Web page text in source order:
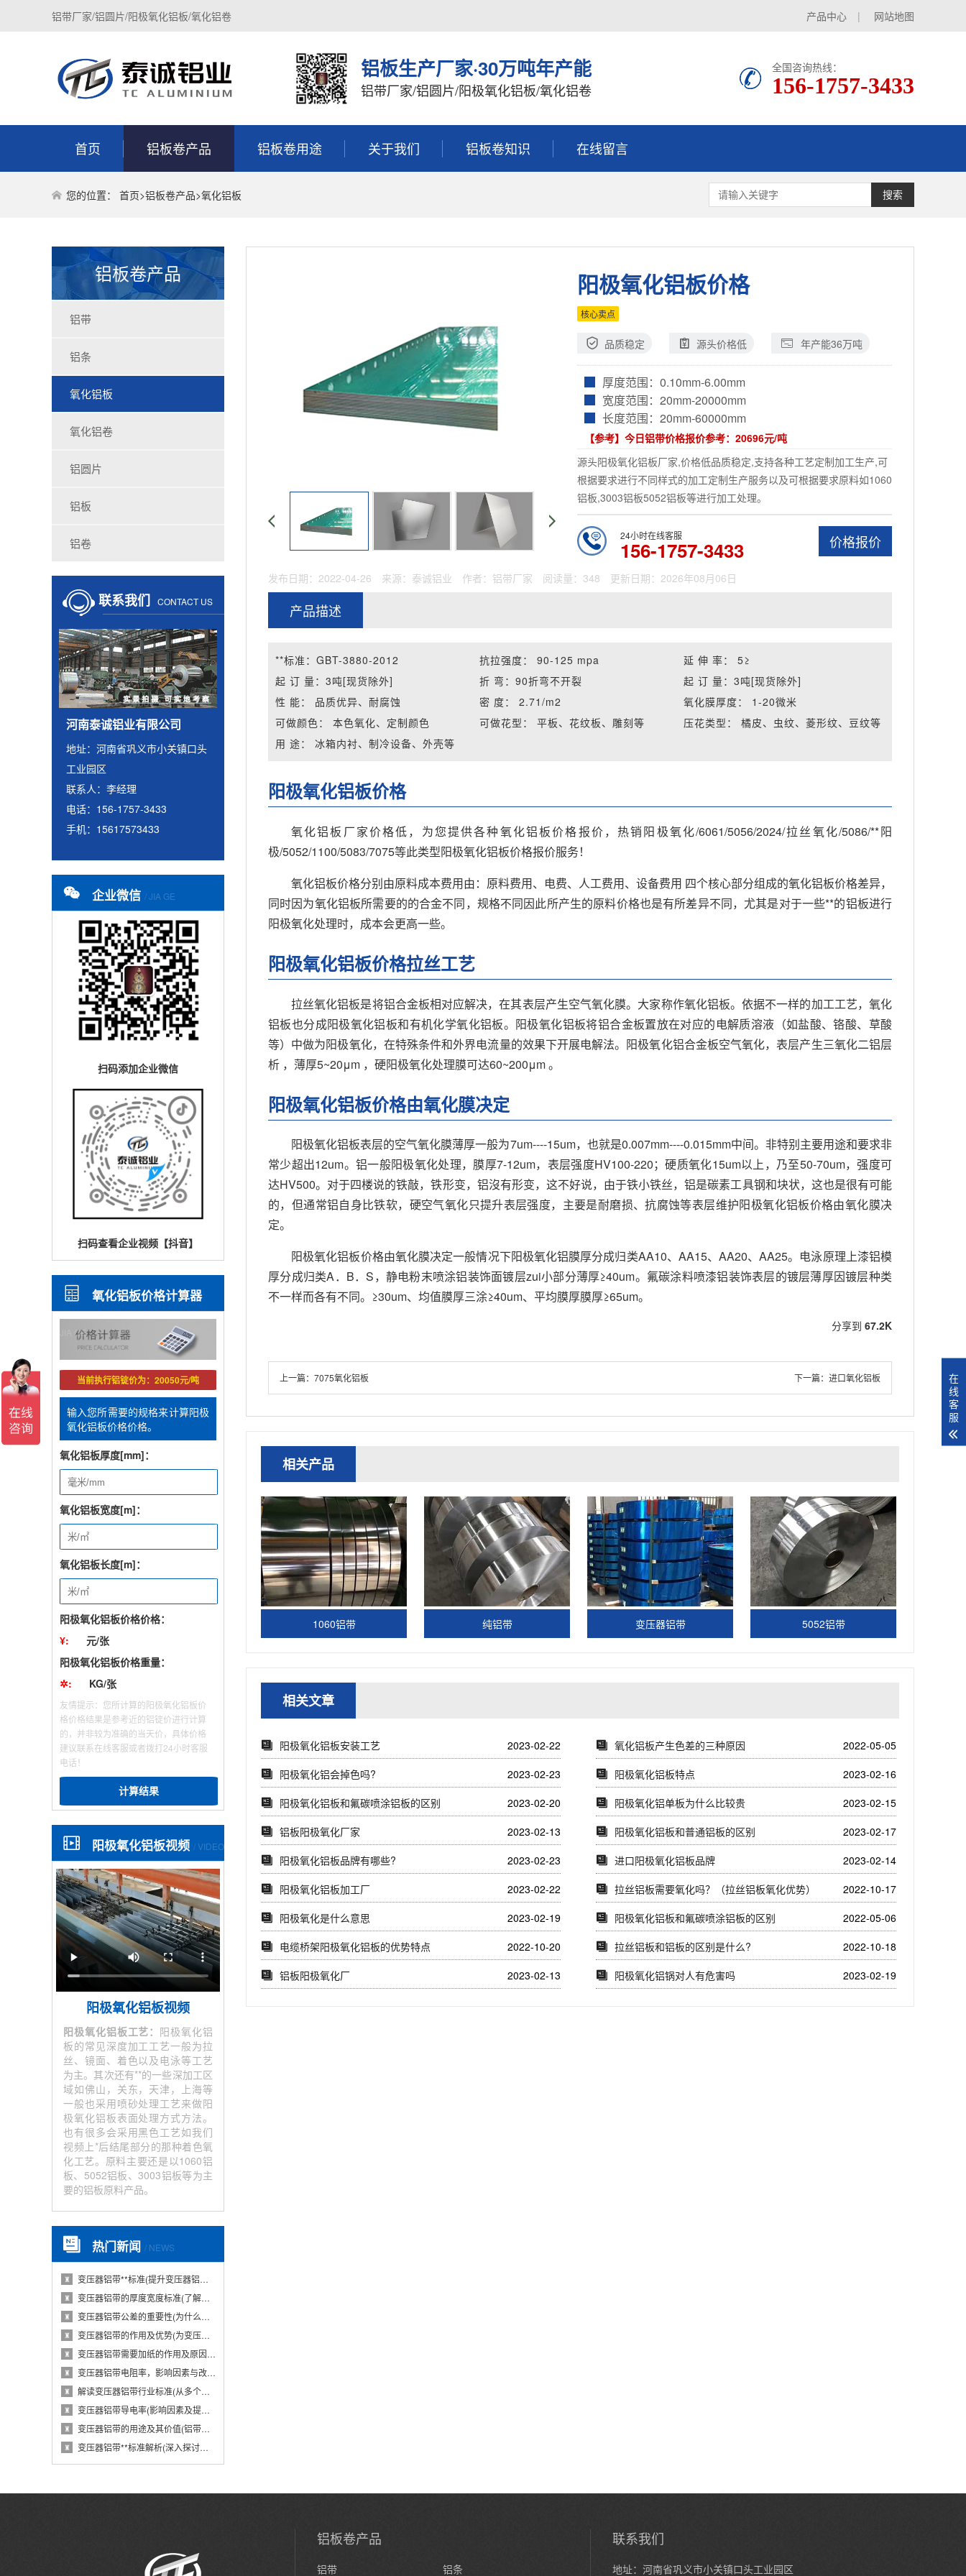
产品中心 | 网站地图
铝带厂家/铝圆片/阳极氧化铝板/氧化铝卷
铝板生产厂家·30万吨年产能
铝带厂家/铝圆片/阳极氧化铝板/氧化铝卷
全国咨询热线：
156-1757-3433
首页 铝板卷产品 铝板卷用途 关于我们 铝板卷知识 在线留言
搜索
您的位置： 首页>铝板卷产品>氧化铝板
铝板卷产品
铝带
铝条
氧化铝板
氧化铝卷
铝圆片
铝板
铝卷
联系我们 CONTACT US
河南泰诚铝业有限公司
地址：河南省巩义市小关镇口头
工业园区
联系人：李经理
电话：156-1757-3433
手机：15617573433
企业微信 / JIA GE
扫码添加企业微信
扫码查看企业视频【抖音】
氧化铝板价格计算器
/ JIA GE
当前执行铝锭价为：20050元/吨
输入您所需要的规格来计算阳极
氧化铝板价格价格。
氧化铝板厚度[mm]：
氧化铝板宽度[m]：
氧化铝板长度[m]：
阳极氧化铝板价格价格：
¥:
元/张
阳极氧化铝板价格重量：
✲:
KG/张
友情提示：您所计算的阳极氧化铝板价
格价格结果是参考近的铝锭价进行计算
的，并非较为准确的当天价，具体价格
建议联系在线客服或者拨打24小时客服
电话！
计算结果
阳极氧化铝板视频 / VIDEO
阳极氧化铝板视频
阳极氧化铝板工艺： 阳极氧化铝
板的常见深度加工工艺一般为拉
丝、镜面、着色以及电泳等工艺
为主。其次还有**的一些深加工区
域如佛山，关东，天津，上海等
一般也采用喷砂处理工艺来做阳
极氧化铝板表面处理方式方法。
也有很多会采用黑色工艺如我们
视频上*后结尾部分的那种着色氧
化工艺。原料主要还是以1060铝
板、5052铝板、3003铝板等为主
要的铝板原料产品。
热门新闻 / NEWS
♜ 变压器铝带**标准(提升变压器铝带质量的国···
♜ 变压器铝带的厚度宽度标准(了解变压器铝带的···
♜ 变压器铝带公差的重要性(为什么变压器铝带公···
♜ 变压器铝带的作用及优势(为变压器提供导电性···
♜ 变压器铝带需要加纸的作用及原因(从电气性能···
♜ 变压器铝带电阻率，影响因素与改进措施(分析···
♜ 解读变压器铝带行业标准(从多个维度探究变压···
♜ 变压器铝带导电率(影响因素及提高方法)
♜ 变压器铝带的用途及其价值(铝带在变压器中的···
♜ 变压器铝带**标准解析(深入探讨变压器铝带···
阳极氧化铝板价格
核心卖点
品质稳定 源头价格低 年产能36万吨
厚度范围： 0.10mm-6.00mm
宽度范围： 20mm-20000mm
长度范围： 20mm-60000mm
【参考】今日铝带价格报价参考： 20696元/吨
源头阳极氧化铝板厂家,价格低品质稳定,支持各种工艺定制加工生产,可
根据要求进行不同样式的加工定制生产服务以及可根据要求原料如1060
铝板,3003铝板5052铝板等进行加工处理。
价格报价
24小时在线客服
156-1757-3433
发布日期：2022-04-26 来源：泰诚铝业 作者：铝带厂家 阅读量：348 更新日期：2026年08月06日
产品描述
**标准： GBT-3880-2012 抗拉强度： 90-125 mpa 延 伸 率：
5≥
起 订 量： 3吨[现货除外] 折 弯：90折弯不开裂 起 订 量：3吨[现货除外]
性 能：
品质优异、耐腐蚀 密 度： 2.71/m2 氧化膜厚度：
1-20微米
可做颜色：
本色氧化、定制颜色 可做花型： 平板、花纹板、雕刻等 压花类型：
橘皮、虫纹、菱形纹、豆纹等
用 途：
冰箱内衬、制冷设备、外壳等
阳极氧化铝板价格
氧化铝板厂家价格低，为您提供各种氧化铝板价格报价，热销阳极氧化/6061/5056/2024/拉丝氧化/5086/**阳
极/5052/1100/5083/7075等此类型阳极氧化铝板价格报价服务！
氧化铝板价格分别由原料成本费用由：原料费用、电费、人工费用、设备费用 四个核心部分组成的氧化铝板价格差异，
同时因为氧化铝板所需要的的合金不同，规格不同因此所产生的原料价格也是有所差异不同，尤其是对于一些**的铝板进行
阳极氧化处理时，成本会更高一些。
阳极氧化铝板价格拉丝工艺
拉丝氧化铝板是将铝合金板相对应解决，在其表层产生空气氧化膜。大家称作氧化铝板。依据不一样的加工工艺，氧化
铝板也分成阳极氧化铝板和有机化学氧化铝板。阳极氧化铝板将铝合金板置放在对应的电解质溶液（如盐酸、铬酸、草酸
等）中做为阳极氧化，在特殊条件和外界电流量的效果下开展电解法。阳极氧化铝合金板空气氧化，表层产生三氧化二铝层
析 ，薄厚5~20μm ，硬阳极氧化处理膜可达60~200μm 。
阳极氧化铝板价格由氧化膜决定
阳极氧化铝板表层的空气氧化膜薄厚一般为7um----15um，也就是0.007mm----0.015mm中间。非特别主要用途和要求非
常少超出12um。铝一般阳极氧化处理，膜厚7-12um，表层强度HV100-220；硬质氧化15um以上，乃至50-70um，强度可
达HV500。对于四楼说的铁敲，铁形变，铝沒有形变，这不好说，由于铁小铁丝，铝是碳素工具钢和块状，这也是很有可能
的，但通常铝自身比铁软，硬空气氧化只提升表层强度，主要是耐磨损、抗腐蚀等表层维护阳极氧化铝板价格由氧化膜决
定。
阳极氧化铝板价格由氧化膜决定一般情况下阳极氧化铝膜厚分成归类AA10、AA15、AA20、AA25。电泳原理上漆铝模
厚分成归类A．B．S，静电粉末喷涂铝装饰面镀层zui小部分薄厚≥40um。氟碳涂料喷漆铝装饰表层的镀层薄厚因镀层种类
不一样而各有不同。≥30um、均值膜厚三涂≥40um、平均膜厚膜厚≥65um。
分享到 67.2K
上一篇： 7075氧化铝板 下一篇： 进口氧化铝板
相关产品
1060铝带 纯铝带 变压器铝带 5052铝带
相关文章
阳极氧化铝板安装工艺 2023-02-22 氧化铝板产生色差的三种原因
2022-05-05
阳极氧化铝会掉色吗?
2023-02-23 阳极氧化铝板特点
2023-02-16
阳极氧化铝板和氟碳喷涂铝板的区别
2023-02-20 阳极氧化铝单板为什么比较贵
2023-02-15
铝板阳极氧化厂家
2023-02-13 阳极氧化铝板和普通铝板的区别
2023-02-17
阳极氧化铝板品牌有哪些?
2023-02-23 进口阳极氧化铝板品牌
2023-02-14
阳极氧化铝板加工厂
2023-02-22 拉丝铝板需要氧化吗？（拉丝铝板氧化优势）
2022-10-17
阳极氧化是什么意思
2023-02-19 阳极氧化铝板和氟碳喷涂铝板的区别
2022-05-06
电缆桥架阳极氧化铝板的优势特点
2022-10-20 拉丝铝板和铝板的区别是什么?
2022-10-18
铝板阳极氧化厂
2023-02-13 阳极氧化铝锅对人有危害吗 2023-02-19
铝板卷产品
铝带 铝条
联系我们
地址：河南省巩义市小关镇口头工业园区
在
线
客
服